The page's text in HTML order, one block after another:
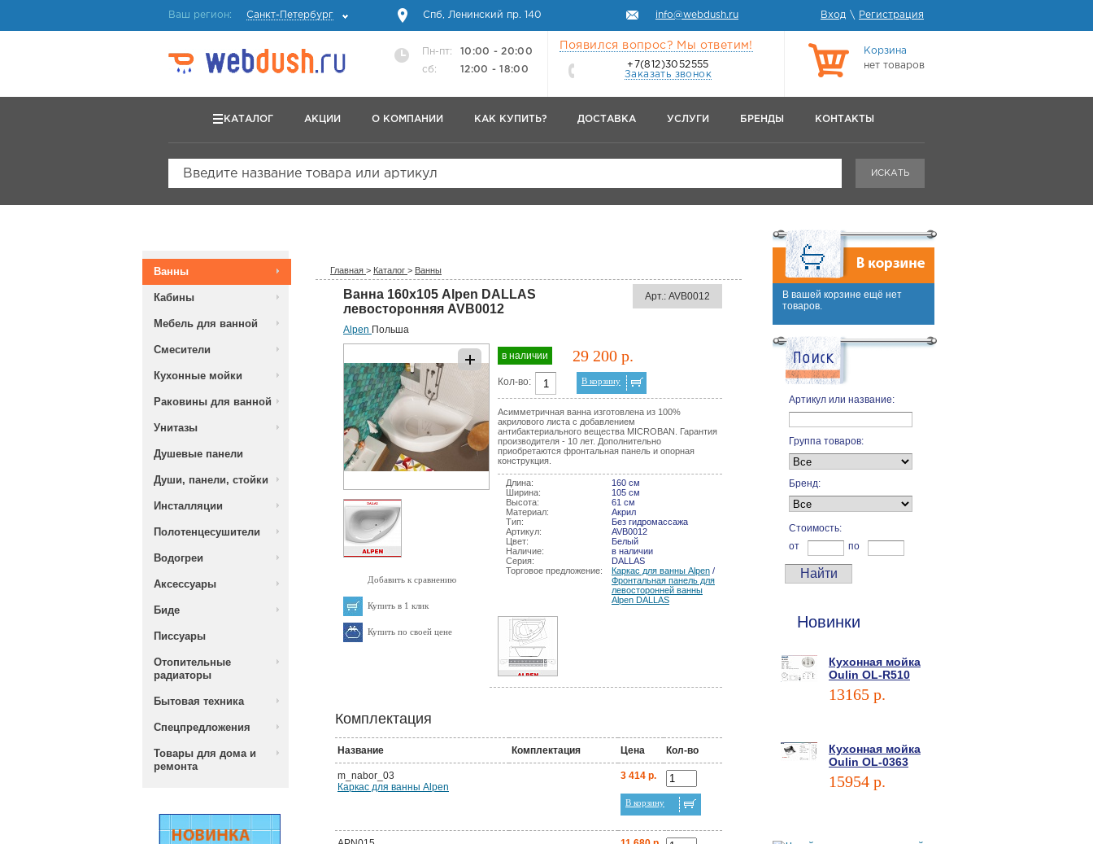
Ваш регион: Санкт-Петербург Спб, Ленинский пр. 140 info@webdush.ru Вход \ Регистрация
Пн-пт:
10:00 - 20:00
сб:
12:00 - 18:00
Появился вопрос? Мы ответим!
+7(812)3052555
Заказать звонок
Корзина
нет товаров
КАТАЛОГ АКЦИИ О КОМПАНИИ КАК КУПИТЬ? ДОСТАВКА УСЛУГИ БРЕНДЫ КОНТАКТЫ
Введите название товара или артикул ИСКАТЬ
Ванны
Кабины
Мебель для ванной
Смесители
Кухонные мойки
Раковины для ванной
Унитазы
Душевые панели
Души, панели, стойки
Инсталляции
Полотенцесушители
Водогреи
Аксессуары
Биде
Писсуары
Отопительные
радиаторы
Бытовая техника
Спецпредложения
Товары для дома и
ремонта
Главная > Каталог > Ванны
Ванна 160х105 Alpen DALLAS
левосторонняя AVB0012
Арт.: AVB0012
Alpen Польша
Добавить к сравнению
Купить в 1 клик
Купить по своей цене
в наличии 29 200 р.
Кол-во: В корзину
Асимметричная ванна изготовлена из 100%
акрилового листа с добавлением
антибактериального вещества MICROBAN. Гарантия
производителя - 10 лет. Дополнительно
приобретаются фронтальная панель и опорная
конструкция.
Длина:
160 см
Ширина:
105 см
Высота:
61 см
Материал:
Акрил
Тип:
Без гидромассажа
Артикул:
AVB0012
Цвет:
Белый
Наличие:
в наличии
Серия:
DALLAS
Торговое предложение:
Каркас для ванны Alpen /
Фронтальная панель для
левосторонней ванны
Alpen DALLAS
Комплектация
Название Комплектация Цена Кол-во
m_nabor_03
Каркас для ванны Alpen
3 414 р.
В корзину
В вашей корзине ещё нет
товаров.
Артикул или название:
Группа товаров:
Бренд:
Стоимость:
от
по
Новинки
Кухонная мойка
Oulin OL-R510
13165 p.
Кухонная мойка
Oulin OL-0363
15954 p.